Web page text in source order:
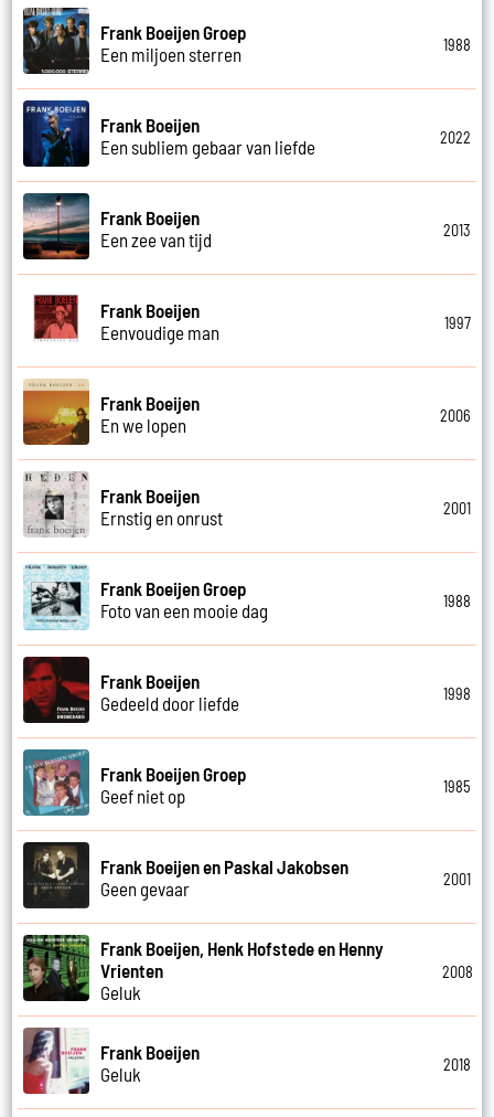
Frank Boeijen Groep
Een miljoen sterren
1988
Frank Boeijen
Een subliem gebaar van liefde
2022
Frank Boeijen
Een zee van tijd
2013
Frank Boeijen
Eenvoudige man
1997
Frank Boeijen
En we lopen
2006
Frank Boeijen
Ernstig en onrust
2001
Frank Boeijen Groep
Foto van een mooie dag
1988
Frank Boeijen
Gedeeld door liefde
1998
Frank Boeijen Groep
Geef niet op
1985
Frank Boeijen en Paskal Jakobsen
Geen gevaar
2001
Frank Boeijen, Henk Hofstede en Henny
Vrienten
Geluk
2008
Frank Boeijen
Geluk
2018